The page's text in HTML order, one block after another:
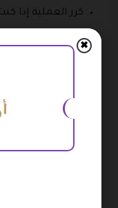
كرر العملية إذا
بعد الانتهاء من
المشتريات
تأكد من الكميات
ابحث عن الخانة
أدخل كود
✖